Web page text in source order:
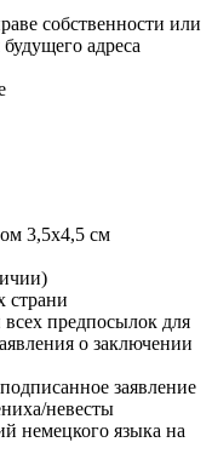
собственности или
адреса
3,5х4,5 см
страни
предпосылок для
о заключении
заявление
невесты
немецкого языка на